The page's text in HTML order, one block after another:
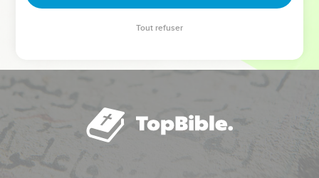
Tout refuser